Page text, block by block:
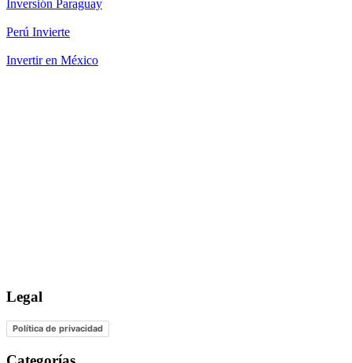
Inversión Paraguay
Perú Invierte
Invertir en México
Legal
Política de privacidad